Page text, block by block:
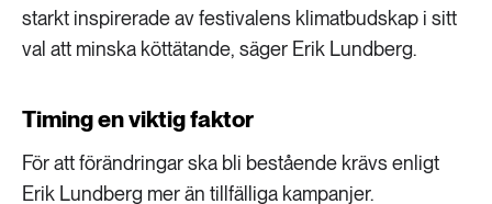
starkt inspirerade av festivalens klimatbudskap i sitt
val att minska köttätande, säger Erik Lundberg.
Timing en viktig faktor
För att förändringar ska bli bestående krävs enligt
Erik Lundberg mer än tillfälliga kampanjer.